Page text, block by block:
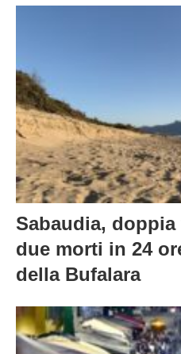
Sabaudia,
due morti in 24
della Bufalara